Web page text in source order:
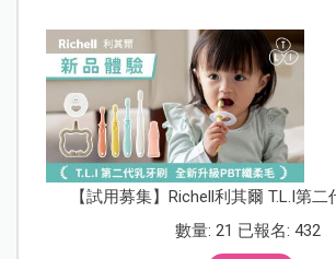
【試用募集】Richell利其爾 T.L.I第二
數量: 21 已報名: 432